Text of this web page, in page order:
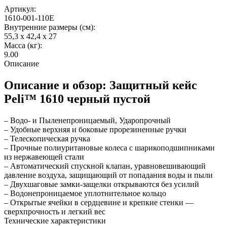
Артикул:
1610-001-110E
Внутренние размеры (см):
55,3 x 42,4 x 27
Масса (кг):
9.00
Описание
Описание и обзор: Защитный кейс
Peli™ 1610 черный пустой
– Водо- и Пыленепроницаемый, Ударопрочный
– Удобные верхняя и боковые прорезиненные ручки
– Телескопическая ручка
– Прочные полиуритановые колеса с шарикоподшипниками
из нержавеющей стали
– Автоматический спускной клапан, уравновешивающий
давление воздуха, защищающий от попадания воды и пыли
– Двухшаговые замки-защелки открываются без усилий
– Водонепроницаемое уплотнительное кольцо
– Открытые ячейки в сердцевине и крепкие стенки —
сверхпрочность и легкий вес
Технические характеристики